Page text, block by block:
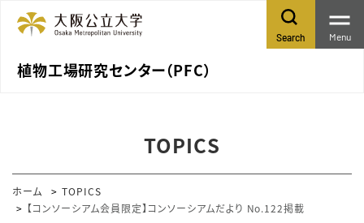
植物工場研究センター（PFC）
Search Menu
TOPICS
ホーム
TOPICS
【コンソーシアム会員限定】コンソーシアムだより No.122掲載